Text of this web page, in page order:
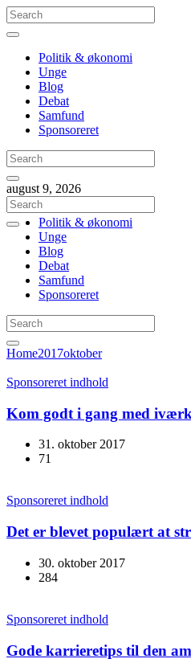
Politik & økonomi
Unge
Blog
Debat
Samfund
Sponsoreret
august 9, 2026
Politik & økonomi
Unge
Blog
Debat
Samfund
Sponsoreret
Home2017oktober
Sponsoreret indhold
Kom godt i gang med
31. oktober 2017
71
Sponsoreret indhold
Det er blevet populært at
30. oktober 2017
284
Sponsoreret indhold
Gode karrieretips til den